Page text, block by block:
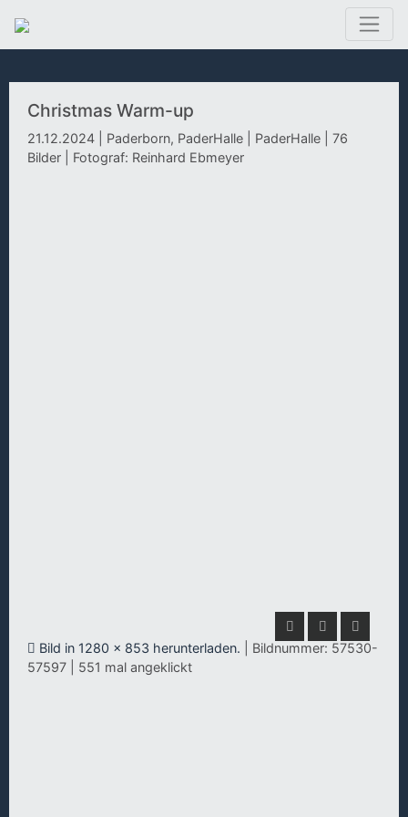
Christmas Warm-up
21.12.2024 | Paderborn, PaderHalle | PaderHalle | 76
Bilder | Fotograf: Reinhard Ebmeyer
Bild in 1280 x 853 herunterladen.
| Bildnummer: 57530-
57597 | 551 mal angeklickt